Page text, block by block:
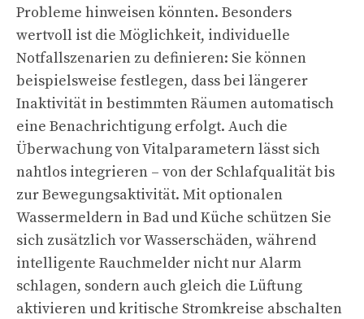
Probleme hinweisen könnten. Besonders
wertvoll ist die Möglichkeit, individuelle
Notfallszenarien zu definieren: Sie können
beispielsweise festlegen, dass bei längerer
Inaktivität in bestimmten Räumen automatisch
eine Benachrichtigung erfolgt. Auch die
Überwachung von Vitalparametern lässt sich
nahtlos integrieren – von der Schlafqualität bis
zur Bewegungsaktivität. Mit optionalen
Wassermeldern in Bad und Küche schützen Sie
sich zusätzlich vor Wasserschäden, während
intelligente Rauchmelder nicht nur Alarm
schlagen, sondern auch gleich die Lüftung
aktivieren und kritische Stromkreise abschalten